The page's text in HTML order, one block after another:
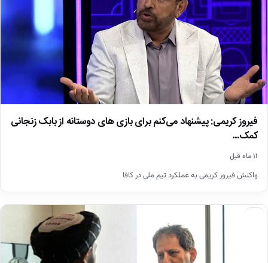
فیروز کریمی: پیشنهاد می‌کنم برای بازی های دوستانه از بابک زنجانی
کمک…
۱۱ ماه قبل
واکنش فیروز کریمی به عملکرد تیم ملی در کافا